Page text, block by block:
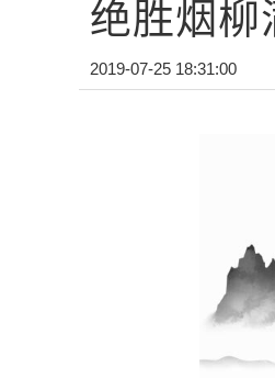
绝胜烟柳
2019-07-25 18:31:00